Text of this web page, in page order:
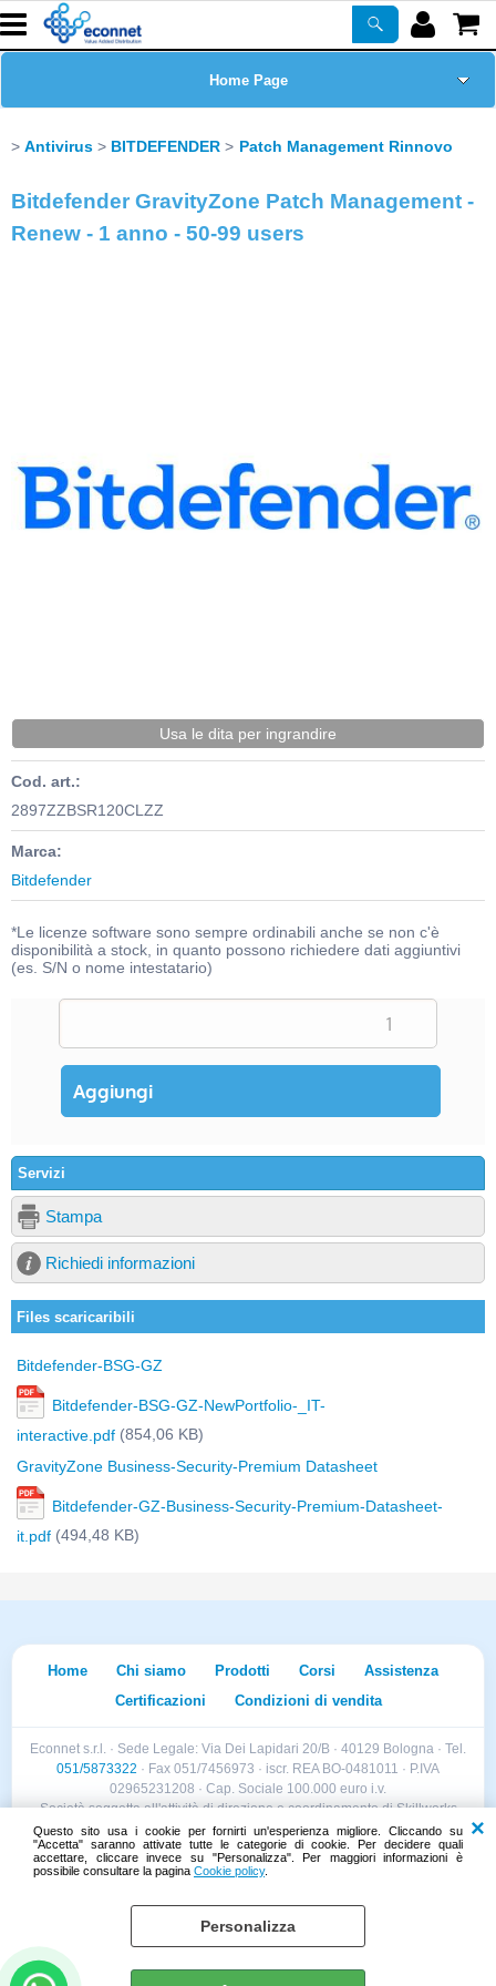
Questo sito usa i cookie per fornirti un'esperienza migliore. Cliccando su
"Accetta" saranno attivate tutte le categorie di cookie. Per decidere quali
accettare, cliccare invece su "Personalizza". Per maggiori informazioni è
possibile consultare la pagina Cookie policy.
Personalizza
Home Page
Prodotti
PROMO ATTIVE
Antivirus BITDEFENDER Patch Management Rinnovo
Bitdefender GravityZone Patch Management -
Renew - 1 anno - 50-99 users
Usa le dita per ingrandire
Cod. art.:
2897ZZBSR120CLZZ
Marca:
Bitdefender
*Le licenze software sono sempre ordinabili anche se non c'è
disponibilità a stock, in quanto possono richiedere dati aggiuntivi
(es. S/N o nome intestatario)
Servizi
Stampa
Richiedi informazioni
Files scaricaribili
Bitdefender-BSG-GZ
Bitdefender-BSG-GZ-NewPortfolio-_IT-
interactive.pdf (854,06 KB)
GravityZone Business-Security-Premium Datasheet
Bitdefender-GZ-Business-Security-Premium-Datasheet-
it.pdf (494,48 KB)
Home Chi siamo Prodotti Corsi
Assistenza
Certificazioni
Condizioni di vendita
Econnet s.r.l. · Sede Legale: Via Dei Lapidari 20/B · 40129 Bologna · Tel.
051/5873322 · Fax 051/7456973 · iscr. REA BO-0481011 · P.IVA
02965231208 · Cap. Sociale 100.000 euro i.v.
Società soggetta all'attività di direzione e coordinamento di Skillworks
Holding s.r.l. · Sede Legale: Via Vittorio Emanuele II 28 · Roncadelle (BS)
- C.F. 04151440981
Cookie policy Preferenze cookie